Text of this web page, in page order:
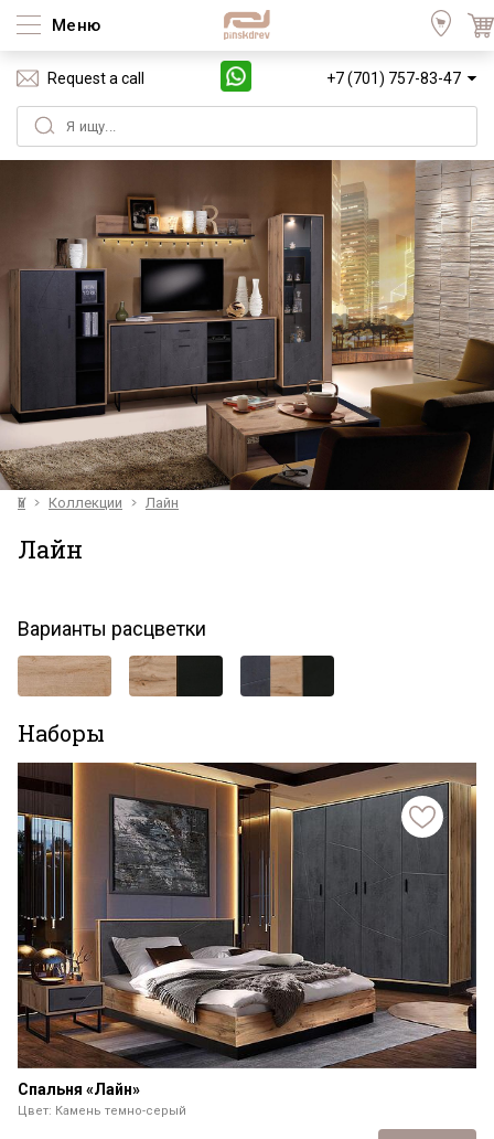
Меню
Request a call +7 (701) 757-83-47
Үй Коллекции Лайн
Лайн
Варианты расцветки
Наборы
Спальня «Лайн»
Цвет: Камень темно-серый